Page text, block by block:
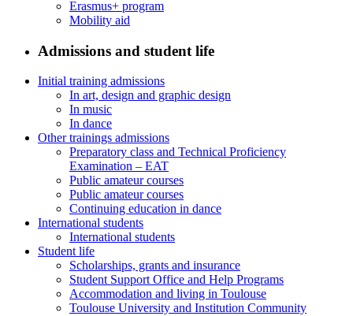
Erasmus+ program
Mobility aid
Admissions and student life
Initial training admissions
In art, design and graphic design
In music
In dance
Other trainings admissions
Preparatory class and Technical Proficiency
Examination – EAT
Public amateur courses
Public amateur courses
Continuing education in dance
International students
International students
Student life
Scholarships, grants and insurance
Student Support Office and Help Programs
Accommodation and living in Toulouse
Toulouse University and Institution Community